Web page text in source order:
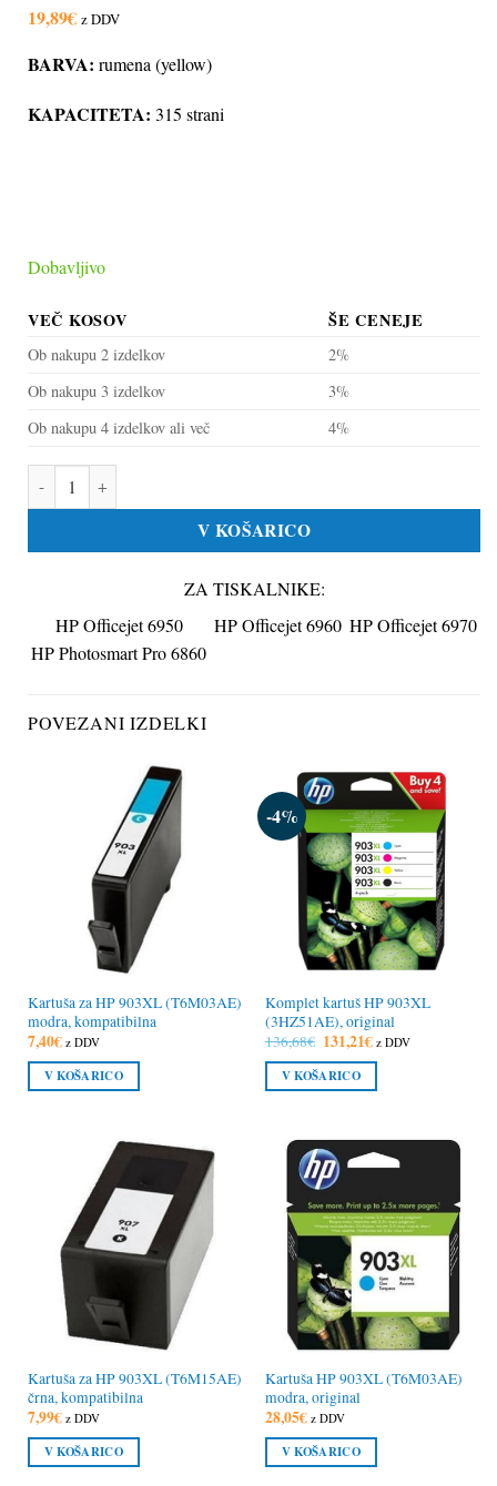
19,89€ z DDV
BARVA: rumena (yellow)
KAPACITETA: 315 strani
Dobavljivo
VEČ KOSOV ŠE CENEJE
Ob nakupu 2 izdelkov
2%
Ob nakupu 3 izdelkov
3%
Ob nakupu 4 izdelkov ali več
4%
Kartuša HP 903 (T6L95AE) rumena, original količina
V KOŠARICO
ZA TISKALNIKE:
HP Officejet 6950
HP Officejet 6960 HP Officejet 6970
HP Photosmart Pro 6860
POVEZANI IZDELKI
Kartuša za HP 903XL (T6M03AE)
modra, kompatibilna
7,40€ z DDV
V KOŠARICO
-4%
Komplet kartuš HP 903XL
(3HZ51AE), original
136,68€ Izvirna
cena
je
bila:
131,21€Trenutna
je:
z DDV
V KOŠARICO
Kartuša za HP 903XL (T6M15AE)
črna, kompatibilna
7,99€ z DDV
V KOŠARICO
Kartuša HP 903XL (T6M03AE)
modra, original
28,05€ z DDV
V KOŠARICO